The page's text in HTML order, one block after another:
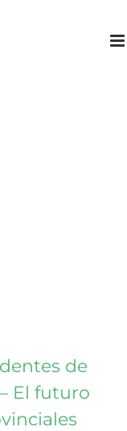
de
El futuro